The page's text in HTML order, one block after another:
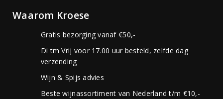
Waarom Kroese
Gratis bezorging vanaf €50,-
Di tm Vrij voor 17.00 uur besteld, zelfde dag
verzending
Wijn & Spijs advies
Beste wijnassortiment van Nederland t/m €10,-